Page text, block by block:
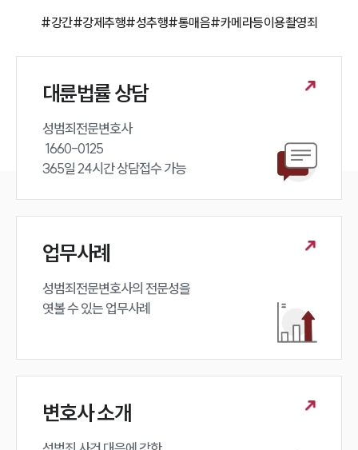
구성원 소개
공지사항
법률서식
뉴스레터/브로슈어
대륜법률상담예약
대륜법률상담예약
#강간#강제추행#성추행#통매음#카메라등이용촬영죄
대륜법률 상담
성범죄전문변호사
365일 24시간 상담접수 가능
업무사례
성범죄전문변호사의 전문성을
엿볼 수 있는 업무사례
변호사 소개